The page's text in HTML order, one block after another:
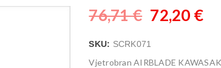
76,71€ 72,20 €
SKU: SCRK071
Vjetrobran AIRBLADE